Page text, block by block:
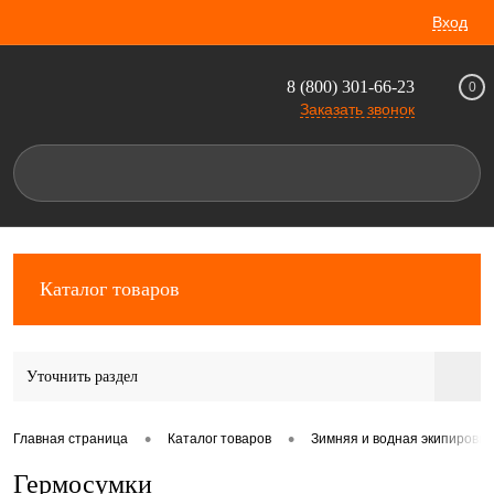
Вход
8 (800) 301-66-23
Заказать звонок
0
Каталог товаров
Уточнить раздел
Главная страница • Каталог товаров • Зимняя и водная
Гермосумки